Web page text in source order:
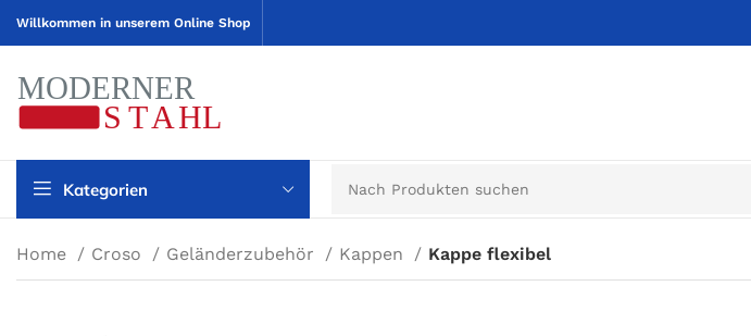
Willkommen in unserem Online Shop
Kategorien
Home Croso Geländerzubehör Kappen Kappe flexibel